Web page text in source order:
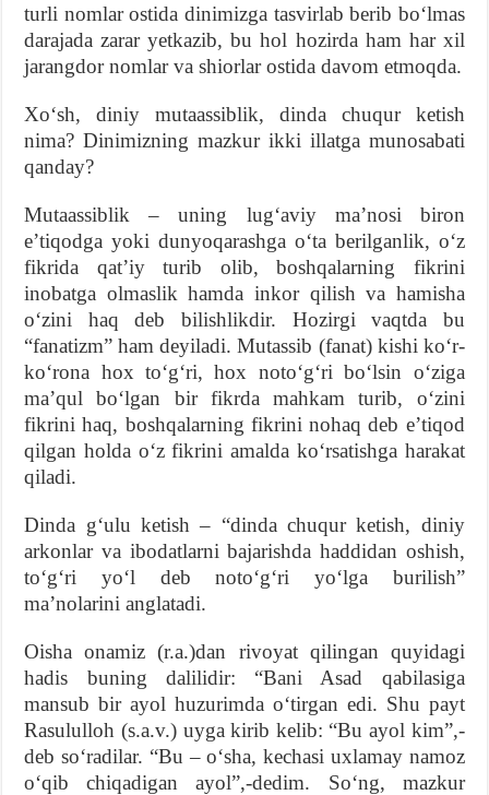
turli nomlar ostida dinimizga tasvirlab berib boʻlmas
darajada zarar yetkazib, bu hol hozirda ham har xil
jarangdor nomlar va shiorlar ostida davom etmoqda.
Xoʻsh, diniy mutaassiblik, dinda chuqur ketish
nima? Dinimizning mazkur ikki illatga munosabati
qanday?
Mutaassiblik – uning lugʻaviy maʼnosi biron
eʼtiqodga yoki dunyoqarashga oʻta berilganlik, oʻz
fikrida qatʼiy turib olib, boshqalarning fikrini
inobatga olmaslik hamda inkor qilish va hamisha
oʻzini haq deb bilishlikdir. Hozirgi vaqtda bu
“fanatizm” ham deyiladi. Mutassib (fanat) kishi koʻr-
koʻrona hox toʻgʻri, hox notoʻgʻri boʻlsin oʻziga
maʼqul boʻlgan bir fikrda mahkam turib, oʻzini
fikrini haq, boshqalarning fikrini nohaq deb eʼtiqod
qilgan holda oʻz fikrini amalda koʻrsatishga harakat
qiladi.
Dinda gʻulu ketish – “dinda chuqur ketish, diniy
arkonlar va ibodatlarni bajarishda haddidan oshish,
toʻgʻri yoʻl deb notoʻgʻri yoʻlga burilish”
maʼnolarini anglatadi.
Oisha onamiz (r.a.)dan rivoyat qilingan quyidagi
hadis buning dalilidir: “Bani Asad qabilasiga
mansub bir ayol huzurimda oʻtirgan edi. Shu payt
Rasululloh (s.a.v.) uyga kirib kelib: “Bu ayol kim”,-
deb soʻradilar. “Bu – oʻsha, kechasi uxlamay namoz
oʻqib chiqadigan ayol”,-dedim. Soʻng, mazkur